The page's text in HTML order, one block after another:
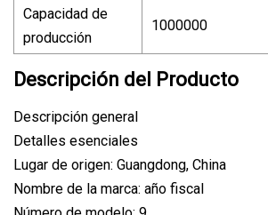
Capacidad de
producción
1000000
Descripción del Producto
Descripción general
Detalles esenciales
Lugar de origen: Guangdong, China
Nombre de la marca: año fiscal